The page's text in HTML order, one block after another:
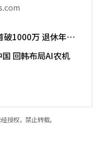
破1000万 退休年龄
回韩布局AI农机
授权，禁止转载。